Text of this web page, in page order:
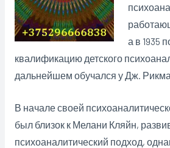
а в 1935
квалификацию детского
дальнейшем обучался у Дж.
В начале своей
был близок к Мелани Кляйн,
психоаналитический подход,